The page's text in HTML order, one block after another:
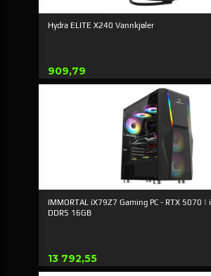
Hydra ELITE X240 Vannkjøler
Pris
909,79
IMMORTAL iX79Z7 Gaming PC - RTX 5070
DDR5 16GB
Pris
13 792,55